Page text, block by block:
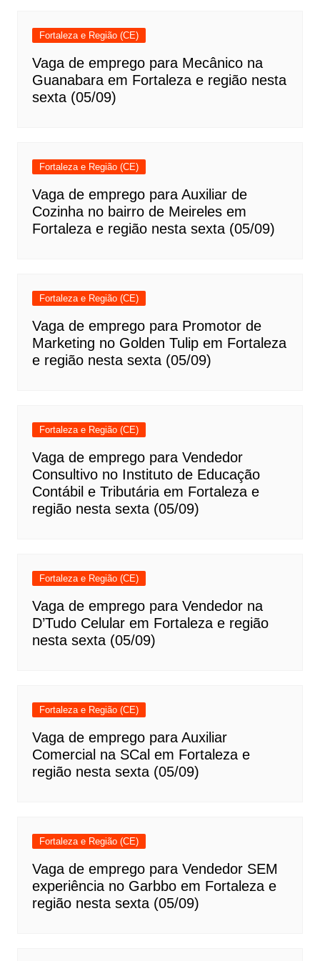
Fortaleza e Região (CE)
Vaga de emprego para Mecânico na
Guanabara em Fortaleza e região nesta
sexta (05/09)
Fortaleza e Região (CE)
Vaga de emprego para Auxiliar de
Cozinha no bairro de Meireles em
Fortaleza e região nesta sexta (05/09)
Fortaleza e Região (CE)
Vaga de emprego para Promotor de
Marketing no Golden Tulip em Fortaleza
e região nesta sexta (05/09)
Fortaleza e Região (CE)
Vaga de emprego para Vendedor
Consultivo no Instituto de Educação
Contábil e Tributária em Fortaleza e
região nesta sexta (05/09)
Fortaleza e Região (CE)
Vaga de emprego para Vendedor na
D’Tudo Celular em Fortaleza e região
nesta sexta (05/09)
Fortaleza e Região (CE)
Vaga de emprego para Auxiliar
Comercial na SCal em Fortaleza e
região nesta sexta (05/09)
Fortaleza e Região (CE)
Vaga de emprego para Vendedor SEM
experiência no Garbbo em Fortaleza e
região nesta sexta (05/09)